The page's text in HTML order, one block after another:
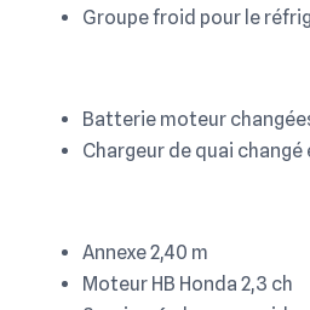
Groupe froid pour le
Batterie moteur
Chargeur de quai changé
Annexe 2,40 m
Moteur HB Honda 2,3 ch